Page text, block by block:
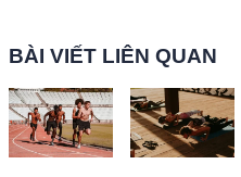
BÀI VIẾT LIÊN QUAN